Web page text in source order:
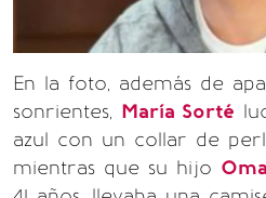
En la foto, además de
sonrientes, María Sorté
azul con un collar de
mientras que su hijo